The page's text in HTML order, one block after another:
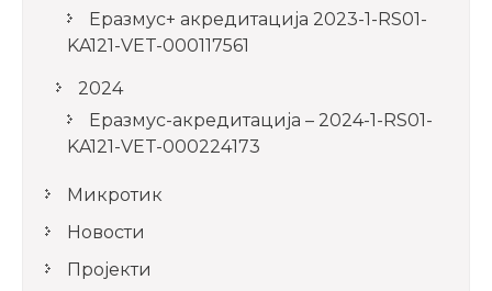
Еразмус+ акредитација 2023-1-RS01-
KA121-VET-000117561
2024
Еразмус-акредитација – 2024-1-RS01-
KA121-VET-000224173
Микротик
Новости
Пројекти